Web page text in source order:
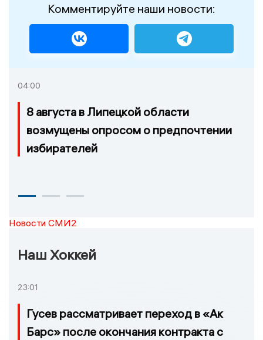
Комментируйте наши новости:
04:00
8 августа в Липецкой области
возмущены опросом о предпочтении
избирателей
Новости СМИ2
Наш Хоккей
23:01
Гусев рассматривает переход в «Ак
Барс» после окончания контракта с